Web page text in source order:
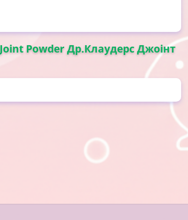
Powder Др.Клаудерс Джоінт